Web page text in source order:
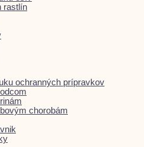
rastlín
ochranných prípravkov
chorobám